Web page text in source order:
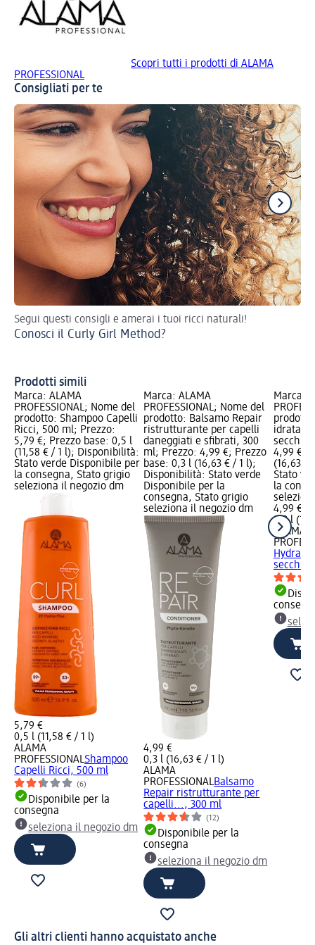
Scopri tutti i prodotti di ALAMA
PROFESSIONAL
Consigliati per te
Segui questi consigli e amerai i tuoi ricci naturali!
Conosci il Curly Girl Method?
Prodotti simili
Marca: ALAMA
PROFESSIONAL; Nome del
prodotto: Shampoo Capelli
Ricci, 500 ml; Prezzo:
5,79 €; Prezzo base: 0,5 l
(11,58 € / 1 l); Disponibilità:
Stato verde Disponibile per
la consegna, Stato grigio
seleziona il negozio dm
5,79 €
0,5 l (11,58 € / 1 l)
ALAMA
PROFESSIONALShampoo
Capelli Ricci, 500 ml
(6)
Disponibile per la
consegna
seleziona il negozio dm
Marca: ALAMA
PROFESSIONAL; Nome del
prodotto: Balsamo Repair
ristrutturante per capelli
daneggiati e sfibrati, 300
ml; Prezzo: 4,99 €; Prezzo
base: 0,3 l (16,63 € / 1 l);
Disponibilità: Stato verde
Disponibile per la
consegna, Stato grigio
seleziona il negozio dm
4,99 €
0,3 l (16,63 € / 1 l)
ALAMA
PROFESSIONALBalsamo
Repair ristrutturante per
capelli..., 300 ml
(12)
Disponibile per la
consegna
seleziona il negozio dm
Marca:
secchi,
4,99 €;
(16,63 €
Stato
la
4,99 €
0,3 l
ALAMA
Hydra
secchi,
Gli altri clienti hanno acquistato anche